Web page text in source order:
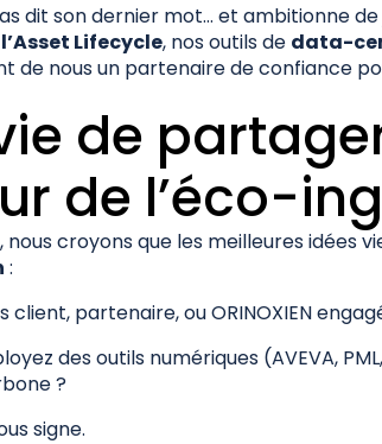
dit son dernier mot… et ambitionne
l’Asset Lifecycle, nos outils de data-
de nous un partenaire de confiance
de
de l’éco-
nous croyons que les meilleures idées
:
client, partenaire, ou ORINOXIEN
des outils numériques (AVEVA,
?
signe.